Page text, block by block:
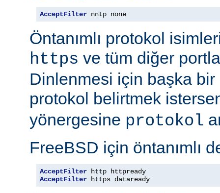
AcceptFilter nntp none
Öntanımlı protokol
https ve tüm diğer
Dinlenmesi için başka
protokol belirtmek
yönergesine protokol
FreeBSD için öntanımlı
AcceptFilter
AcceptFilter https dataready